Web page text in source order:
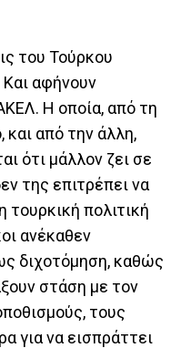
του Τούρκου
αφήνουν
Η οποία, από τη
και από την άλλη,
ότι μάλλον ζει σε
της επιτρέπει να
τουρκική πολιτική
ανέκαθεν
διχοτόμηση, καθώς
στάση με τον
τους
για να εισπράττει